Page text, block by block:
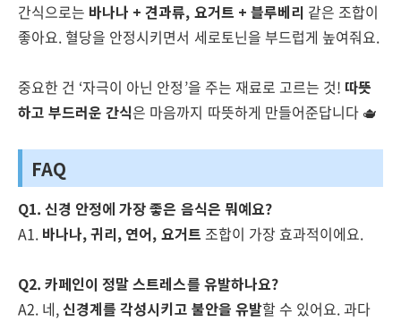
간식으로는 바나나 + 견과류, 요거트 + 블루베리 같은 조합이
좋아요. 혈당을 안정시키면서 세로토닌을 부드럽게 높여줘요.
중요한 건 ‘자극이 아닌 안정’을 주는 재료로 고르는 것! 따뜻
하고 부드러운 간식은 마음까지 따뜻하게 만들어준답니다 🫖
FAQ
Q1. 신경 안정에 가장 좋은 음식은 뭐예요?
A1. 바나나, 귀리, 연어, 요거트 조합이 가장 효과적이에요.
Q2. 카페인이 정말 스트레스를 유발하나요?
A2. 네,신경계를 각성시키고 불안을 유발할 수 있어요. 과다